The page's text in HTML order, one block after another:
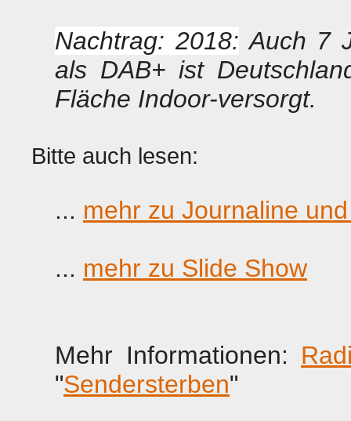
Nachtrag: 2018: Auch 7
als DAB+ ist
Fläche Indoor-versorgt.
Bitte auch lesen:
... mehr zu Journaline
... mehr zu Slide Show
Mehr Informationen:
"Sendersterben"